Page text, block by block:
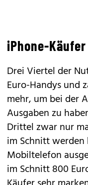
iPhone-
Drei Viertel der
Euro-Handys und
mehr, um bei der
Ausgaben zu
Drittel zwar nur
im Schnitt werden
Mobiltelefon
im Schnitt 800